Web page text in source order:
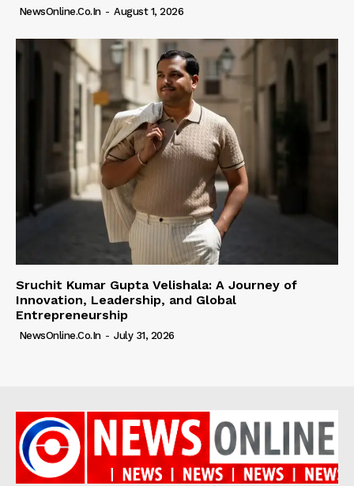
NewsOnline.co.in - August 1, 2026
Sruchit Kumar Gupta Velishala: A Journey of
Innovation, Leadership, and Global
Entrepreneurship
NewsOnline.co.in - July 31, 2026